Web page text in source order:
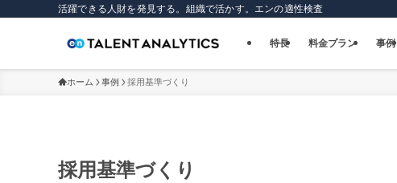
活躍できる人財を発見する。組織で活かす。エンの適性検査
特長 料金プラン 事例
ホーム 事例 採用基準づくり
採用基準づくり